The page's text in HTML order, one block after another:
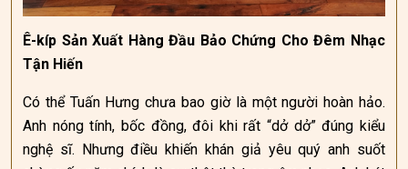
Ê-kíp Sản Xuất Hàng Đầu Bảo Chứng Cho Đêm Nhạc
Tận Hiến
Có thể Tuấn Hưng chưa bao giờ là một người hoàn hảo.
Anh nóng tính, bốc đồng, đôi khi rất “dở dở” đúng kiểu
nghệ sĩ. Nhưng điều khiến khán giả yêu quý anh suốt